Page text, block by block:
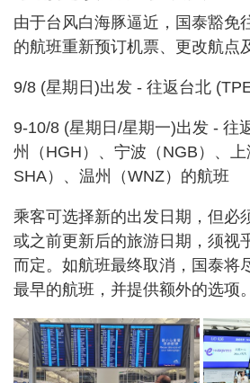
由于台风白海豚逼近，国泰豁免
的航班重新预订机票、更改航点
9/8 (星期日)出发 - 往返台北
9-10/8 (星期日/星期一)出发 - 往
州（HGH）、宁波（NGB）、
SHA）、温州（WNZ）的航班
乘客可选择新的出发日期，但必
或之前更新后的旅游日期，须视
而定。如航班最终取消，国泰将
最早的航班，并提供额外的选项。